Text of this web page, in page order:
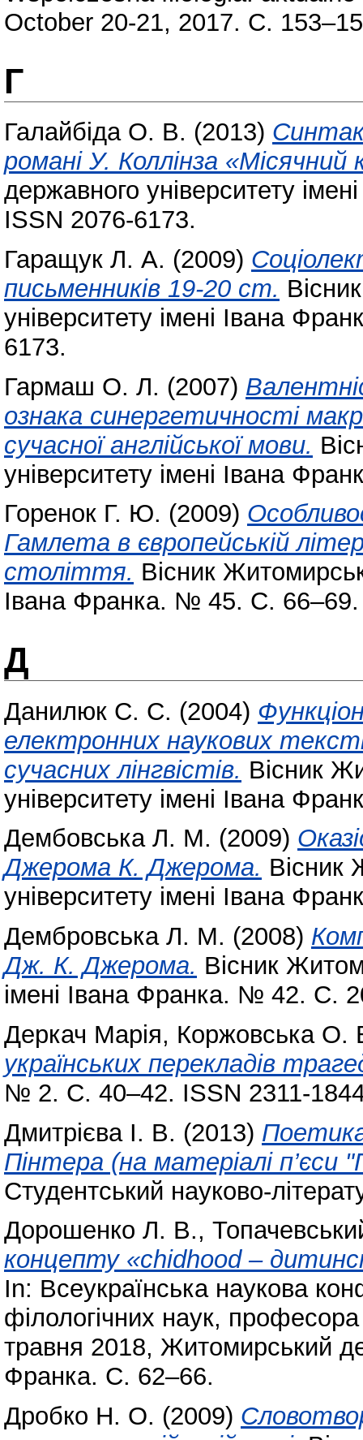
October 20-21, 2017. С.
Г
Галайбіда О. В. (2013)
романі У. Коллінза «Місячний
державного університету
ISSN 2076-6173.
Гаращук Л. А. (2009)
письменників 19-20 ст.
університету імені Івана
6173.
Гармаш О. Л. (2007)
ознака синергетичності
сучасної англійської мови.
університету імені Івана
Горенок Г. Ю. (2009)
Гамлета в європейській
століття. Вісник
Івана Франка. № 45. С. 66–69.
Д
Данилюк С. С. (2004)
електронних наукових
сучасних лінгвістів. Вісник
університету імені Івана
Дембовська Л. М. (2009)
Джерома К. Джерома. Вісник
університету імені Івана
Дембровська Л. М. (2008)
Дж. К. Джерома. Вісник
імені Івана Франка. № 42. С.
Деркач Марія, Коржовська О.
українських перекладів
№ 2. С. 40–42. ISSN 2311-
Дмитрієва І. В. (2013)
Пінтера (на матеріалі п’єси
Студентський науково-
Дорошенко Л. В.,
концепту «chidhood –
In: Всеукраїнська наукова
філологічних наук,
травня 2018, Житомирський
Франка. С. 62–66.
Дробко Н. О. (2009)